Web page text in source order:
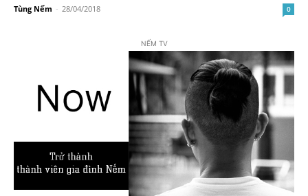
Tùng Nếm - 28/04/2018 0
NẾM TV